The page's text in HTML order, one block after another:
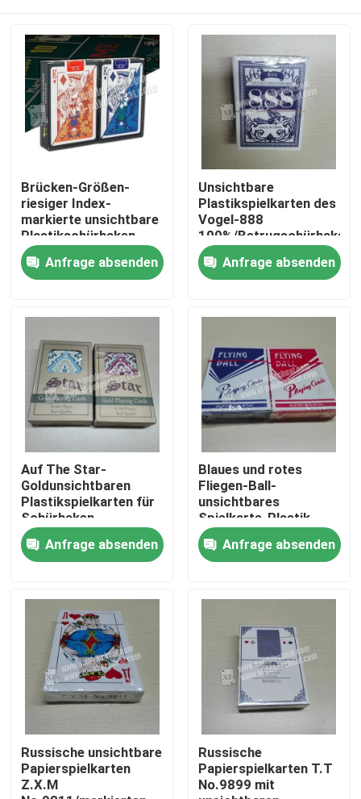
Produkte
Videos
Über uns
Werksbesichtigung
Kontakt mit uns
Neuigkeiten
Bitte um ein Angebot
Unsichtbare Spielkarten
Brücken-Größen-
riesiger Index-
markierte unsichtbare
Plastikschürhaken-
Betrüger-Karte GYT
klassischer
Anfrage absenden
Unsichtbare
Plastikspielkarten des
Vogel-888
100%/Betrugschürhaken-
Karten
Anfrage absenden
Auf The Star-
Goldunsichtbaren
Plastikspielkarten für
Schürhaken-
Analysator
Anfrage absenden
Blaues und rotes
Fliegen-Ball-
unsichtbares
Spielkarte-Plastik-
UVinfrarot
Anfrage absenden
Russische unsichtbare
Papierspielkarten
Z.X.M
Russische
Papierspielkarten T.T
No.9899 mit